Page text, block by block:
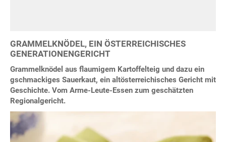
GRAMMELKNÖDEL, EIN ÖSTERREICHISCHES
GENERATIONENGERICHT
Grammelknödel aus flaumigem Kartoffelteig und dazu ein
gschmackiges Sauerkaut, ein altösterreichisches Gericht mit
Geschichte. Vom Arme-Leute-Essen zum geschätzten
Regionalgericht.